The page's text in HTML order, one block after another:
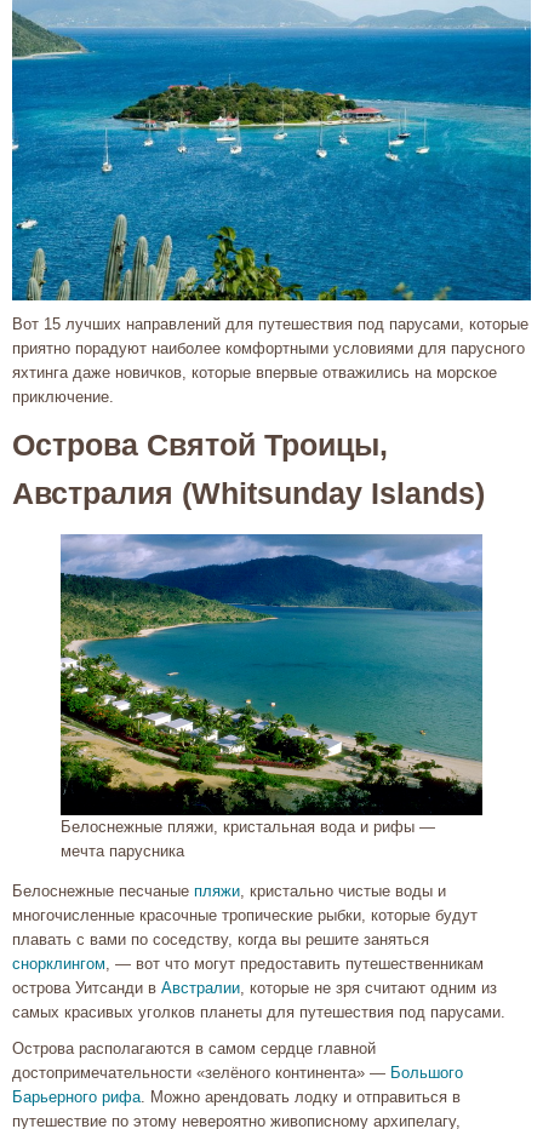
Вот 15 лучших направлений для путешествия под парусами, которые
приятно порадуют наиболее комфортными условиями для парусного
яхтинга даже новичков, которые впервые отважились на морское
приключение.
Острова Святой Троицы,
Австралия (Whitsunday Islands)
Белоснежные пляжи, кристальная вода и рифы —
мечта парусника
Белоснежные песчаные пляжи , кристально чистые воды и
многочисленные красочные тропические рыбки, которые будут
плавать с вами по соседству, когда вы решите заняться
снорклингом , — вот что могут предоставить путешественникам
острова Уитсанди в Австралии , которые не зря считают одним из
самых красивых уголков планеты для путешествия под парусами.
Острова располагаются в самом сердце главной
достопримечательности «зелёного континента» — Большого
Барьерного рифа . Можно арендовать лодку и отправиться в
путешествие по этому невероятно живописному архипелагу,